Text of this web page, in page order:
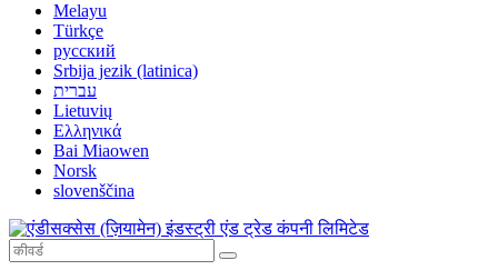
Melayu
Türkçe
русский
Srbija jezik (latinica)
עברית
Lietuvių
Ελληνικά
Bai Miaowen
Norsk
slovenščina